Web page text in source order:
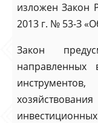
изложен Закон
2013 г. № 53-З
Закон